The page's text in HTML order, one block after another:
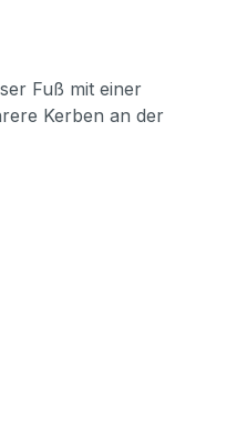
Fuß mit einer
Kerben an der